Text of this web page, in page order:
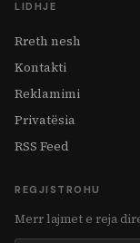
LIDHJE
Rreth nesh
Kontakti
Reklamimi
Privatësia
RSS Feed
REGJISTROHU
Merr lajmet e reja